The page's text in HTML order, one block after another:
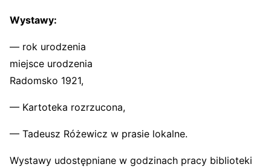
Wystawy:
— rok urodzenia
miejsce urodzenia
Radomsko 1921,
— Kartoteka rozrzucona,
— Tadeusz Różewicz w prasie lokalne.
Wystawy udostępniane w godzinach pracy biblioteki